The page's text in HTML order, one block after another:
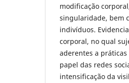
modificação
singularidade, bem
indivíduos.
corporal, no qual
aderentes a
papel das redes
intensificação da